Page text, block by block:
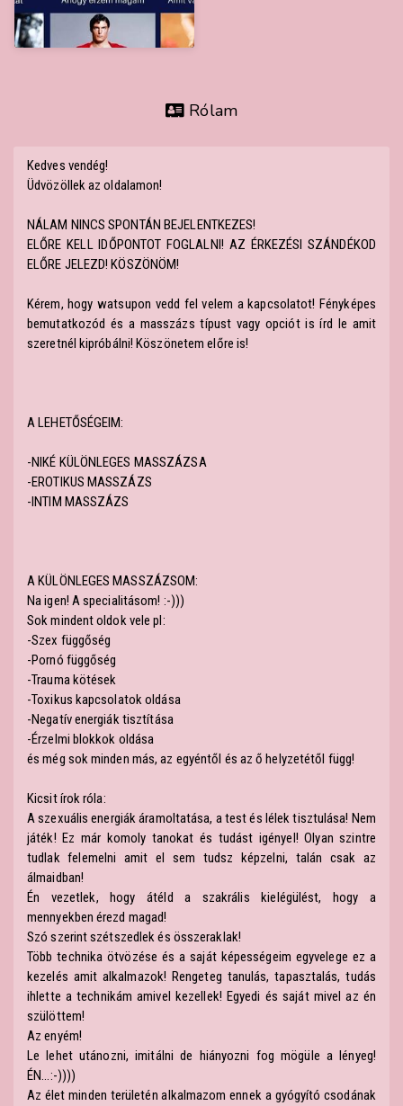
Rólam
Kedves vendég!
Üdvözöllek az oldalamon!
NÁLAM NINCS SPONTÁN BEJELENTKEZES!
ELŐRE KELL IDŐPONTOT FOGLALNI! AZ ÉRKEZÉSI SZÁNDÉKOD
ELŐRE JELEZD! KÖSZÖNÖM!
Kérem, hogy watsupon vedd fel velem a kapcsolatot! Fényképes
bemutatkozód és a masszázs típust vagy opciót is írd le amit
szeretnél kipróbálni! Köszönetem előre is!
A LEHETŐSÉGEIM:
-NIKÉ KÜLÖNLEGES MASSZÁZSA
-EROTIKUS MASSZÁZS
-INTIM MASSZÁZS
A KÜLÖNLEGES MASSZÁZSOM:
Na igen! A specialitásom! :-)))
Sok mindent oldok vele pl:
-Szex függőség
-Pornó függőség
-Trauma kötések
-Toxikus kapcsolatok oldása
-Negatív energiák tisztítása
-Érzelmi blokkok oldása
és még sok minden más, az egyéntől és az ő helyzetétől függ!
Kicsit írok róla:
A szexuális energiák áramoltatása, a test és lélek tisztulása! Nem
játék! Ez már komoly tanokat és tudást igényel! Olyan szintre
tudlak felemelni amit el sem tudsz képzelni, talán csak az
álmaidban!
Én vezetlek, hogy átéld a szakrális kielégülést, hogy a
mennyekben érezd magad!
Szó szerint szétszedlek és összeraklak!
Több technika ötvözése és a saját képességeim egyvelege ez a
kezelés amit alkalmazok! Rengeteg tanulás, tapasztalás, tudás
ihlette a technikám amivel kezellek! Egyedi és saját mivel az én
szülöttem!
Az enyém!
Le lehet utánozni, imitálni de hiányozni fog mögüle a lényeg!
ÉN...:-))))
Az élet minden területén alkalmazom ennek a gyógyító csodának